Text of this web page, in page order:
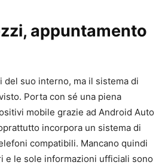
appuntamento
del suo interno, ma il sistema di
Porta con sé una piena
mobile grazie ad Android Auto
incorpora un sistema di
compatibili. Mancano quindi
e le sole informazioni ufficiali sono